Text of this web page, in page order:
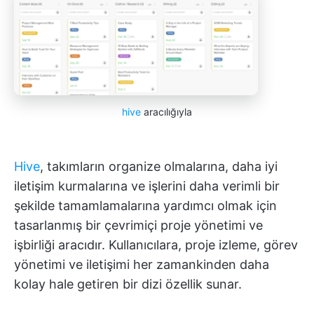
hive aracılığıyla
Hive, takımların organize olmalarına, daha iyi
iletişim kurmalarına ve işlerini daha verimli bir
şekilde tamamlamalarına yardımcı olmak için
tasarlanmış bir çevrimiçi proje yönetimi ve
işbirliği aracıdır. Kullanıcılara, proje izleme, görev
yönetimi ve iletişimi her zamankinden daha
kolay hale getiren bir dizi özellik sunar.